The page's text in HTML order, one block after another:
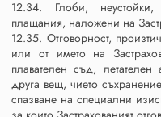
12.34. Глоби,
плащания, наложени на
12.35. Отговорност,
или от името на
плавателен съд,
друга вещ, чието
спазване на специални